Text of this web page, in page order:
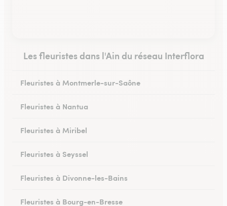
Les fleuristes dans l'Ain du réseau Interflora
Fleuristes à Montmerle-sur-Saône
Fleuristes à Nantua
Fleuristes à Miribel
Fleuristes à Seyssel
Fleuristes à Divonne-les-Bains
Fleuristes à Bourg-en-Bresse